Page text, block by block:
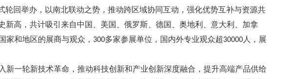
轮回举办，以南北联动之势，推动跨区域协同互动，强化优势互补与资源共
新高，共计吸引来自中国、美国、俄罗斯、德国、奥地利、意大利、加拿
家和地区的展商与观众， 300多家参展单位，国内外专业观众超30000 人，展
一轮新技术革命，推动科技创新和产业创新深度融合，提升高端产品供给